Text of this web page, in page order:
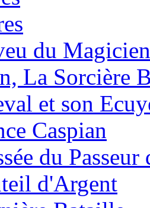
du Magicien
La Sorcière
et son
Caspian
du
d'Argent